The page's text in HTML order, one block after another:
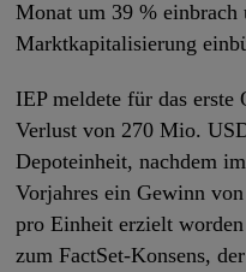
Monat um 39 %
Marktkapitalisierung
IEP meldete für das erste
Verlust von 270 Mio.
Depoteinheit, nachdem
Vorjahres ein Gewinn
pro Einheit erzielt
zum FactSet-Konsens,